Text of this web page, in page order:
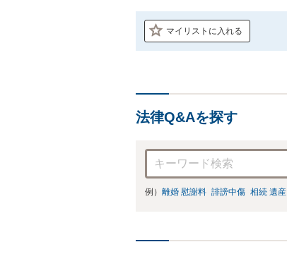
マイリストに入れる
法律Q&Aを探す
例） 離婚 慰謝料 誹謗中傷 相続 遺産